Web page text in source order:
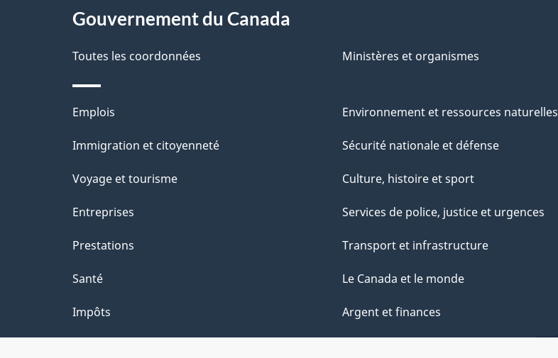
d
e
l
Gouvernement du Canada
Toutes les coordonnées Ministères et organismes
Thèmes
et
Emplois
Immigration et citoyenneté
Voyage et tourisme
Entreprises
Prestations
Santé
Impôts
Environnement et ressources naturelles
Sécurité nationale et défense
Culture, histoire et sport
Services de police, justice et urgences
Transport et infrastructure
Le Canada et le monde
Argent et finances